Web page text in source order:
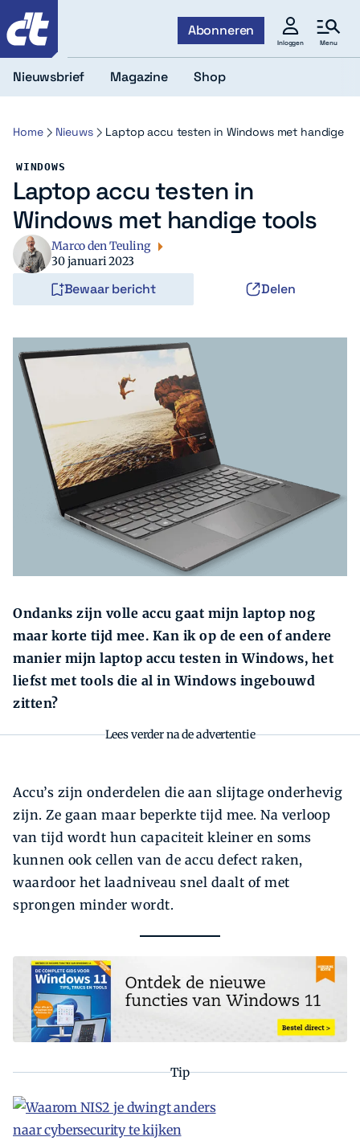
Abonneren
Inloggen Menu
Zoeken Zoek
Nieuwsbrief Magazine Shop
Home Nieuws Laptop accu testen in Windows met handige
WINDOWS
Laptop accu testen in
Windows met handige tools
Marco den Teuling
30 januari 2023
Bewaar bericht Delen
Ondanks zijn volle accu gaat mijn laptop nog
maar korte tijd mee. Kan ik op de een of andere
manier mijn laptop accu testen in Windows, het
liefst met tools die al in Windows ingebouwd
zitten?
Lees verder na de advertentie
Accu’s zijn onderdelen die aan slijtage onder­hevig
zijn. Ze gaan maar beperkte tijd mee. Na verloop
van tijd wordt hun capaciteit kleiner en soms
kunnen ook cellen van de accu defect raken,
waardoor het laadniveau snel daalt of met
sprongen minder wordt.
Tip